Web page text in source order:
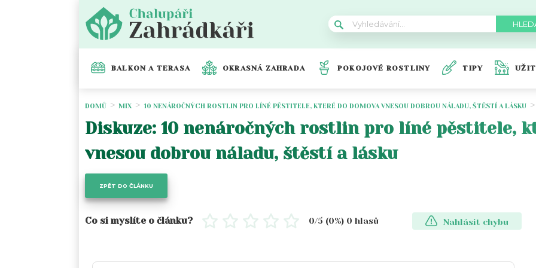
BALKON A TERASA OKRASNÁ ZAHRADA POKOJOVÉ ROSTLINY TIPY
DOMŮ MIX 10 NENÁROČNÝCH ROSTLIN PRO LÍNÉ PĚSTITELE, KTERÉ DO DOMOVA VNESOU DOBROU NÁLADU, ŠTĚSTÍ A LÁSKU
Diskuze: 10 nenáročných rostlin pro líné pěstitele,
vnesou dobrou náladu, štěstí a lásku
ZPĚT DO ČLÁNKU
Co si myslíte o článku? 0/5 (0%) 0 hlasů Nahlásit chybu